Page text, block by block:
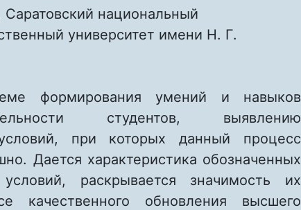
Саратовский национальный
университет имени Н. Г.
формирования умений и навыков
студентов, выявлению
условий, при которых данный процесс
Дается характеристика обозначенных
условий, раскрывается значимость их
качественного обновления высшего